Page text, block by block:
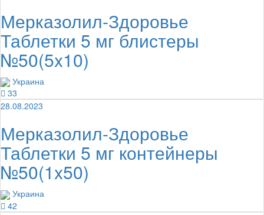
Мерказолил-Здоровье
Таблетки 5 мг блистеры
№50(5x10)
Украина
33
28.08.2023
Мерказолил-Здоровье
Таблетки 5 мг контейнеры
№50(1x50)
Украина
42